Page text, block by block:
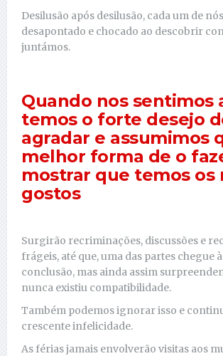
Desilusão após desilusão, cada um de
desapontado e chocado ao descobrir
juntámos.
Quando nos sentimos
temos o forte desejo
agradar e assumimos
melhor forma de o
mostrar que temos os
gostos
Surgirão recriminações, discussões e
frágeis, até que, uma das partes chegue
conclusão, mas ainda assim
nunca existiu compatibilidade.
Também podemos ignorar isso e
crescente infelicidade.
As férias jamais envolverão visitas aos